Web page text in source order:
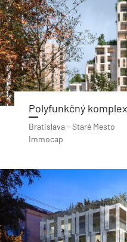
Polyfunkčný
Bratislava - Staré Mesto
Immocap